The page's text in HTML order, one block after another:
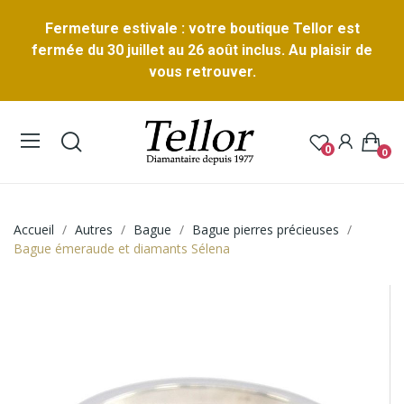
Fermeture estivale : votre boutique Tellor est
fermée du 30 juillet au 26 août inclus. Au plaisir de
vous retrouver.
0 0
Accueil Autres Bague
Bague pierres précieuses
Bague émeraude et diamants Sélena